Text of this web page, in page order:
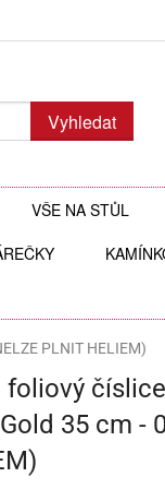
Vyhledat
VŠE NA STŮL
BRČKA
JEDLÉ ZDOBENÍ
JEDNORÁZOVÉ
KELÍMKY A
KOŠÍČKY NA
PLNIT HELIEM)
foliový
35 cm -